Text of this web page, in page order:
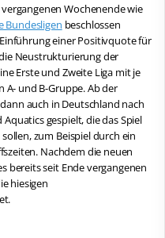
Wochenende wie
Bundesligen beschlossen
einer Positivquote für
Neustrukturierung der
Erste und Zweite Liga mit je
A- und B-Gruppe. Ab der
auch in Deutschland nach
gespielt, die das Spiel
zum Beispiel durch ein
Nachdem die neuen
bereits seit Ende vergangenen
hiesigen